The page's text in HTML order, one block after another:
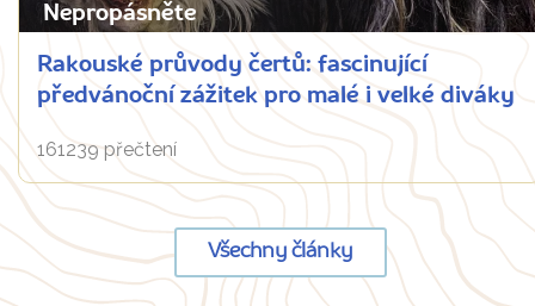
Nepropásněte
Rakouské průvody čertů: fascinující
předvánoční zážitek pro malé i velké diváky
161239 přečtení
Všechny články